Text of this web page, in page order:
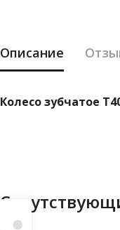
Описание
Колесо зубчатое